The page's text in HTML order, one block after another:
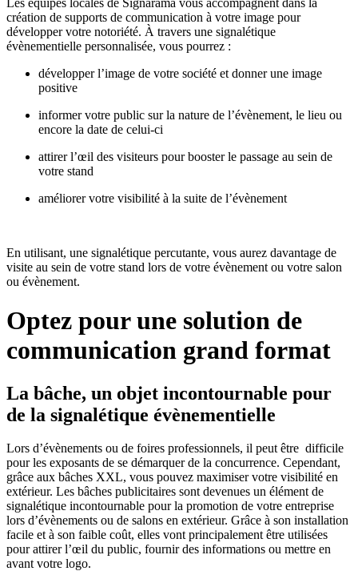
création de supports de communication à votre image pour
développer votre notoriété. À travers une signalétique
évènementielle personnalisée, vous pourrez :
développer l’image de votre société et donner une image
positive
informer votre public sur la nature de l’évènement, le lieu ou
encore la date de celui-ci
attirer l’œil des visiteurs pour booster le passage au sein de
votre stand
améliorer votre visibilité à la suite de l’évènement
En utilisant, une signalétique percutante, vous aurez davantage de
visite au sein de votre stand lors de votre évènement ou votre salon
ou évènement.
Optez pour une solution de
communication grand format
La bâche, un objet incontournable pour
de la signalétique évènementielle
Lors d’évènements ou de foires professionnels, il peut être difficile
pour les exposants de se démarquer de la concurrence. Cependant,
grâce aux bâches XXL, vous pouvez maximiser votre visibilité en
extérieur. Les bâches publicitaires sont devenues un élément de
signalétique incontournable pour la promotion de votre entreprise
lors d’évènements ou de salons en extérieur. Grâce à son installation
facile et à son faible coût, elles vont principalement être utilisées
pour attirer l’œil du public, fournir des informations ou mettre en
avant votre logo.